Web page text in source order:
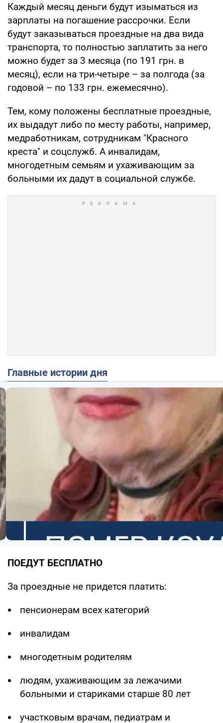
Каждый месяц деньги будут изыматься из
зарплаты на погашение рассрочки. Если
будут заказываться проездные на два вида
транспорта, то полностью заплатить за него
можно будет за 3 месяца (по 191 грн. в
месяц), если на три-четыре – за полгода (за
годовой – по 133 грн. ежемесячно).
Тем, кому положены бесплатные проездные,
их выдадут либо по месту работы, например,
медработникам, сотрудникам "Красного
креста" и соцслужб. А инвалидам,
многодетным семьям и ухаживающим за
больными их дадут в социальной службе.
Главные истории дня
ПОЕДУТ БЕСПЛАТНО
За проездные не придется платить:
пенсионерам всех категорий
инвалидам
многодетным родителям
людям, ухаживающим за лежачими
больными и стариками старше 80 лет
участковым врачам, педиатрам и